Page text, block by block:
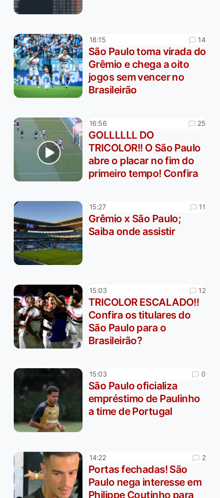
18:15 14
São Paulo toma virada do
Grêmio e chega a oito
jogos sem vencer no
Brasileirão
16:56 25
GOLLLLLL DO
TRICOLOR!! O São Paulo
abre o placar no fim do
primeiro tempo! Confira
15:27 11
Grêmio x São Paulo;
Saiba onde assistir
15:03 12
TRICOLOR ESCALADO!!
Confira os titulares do
São Paulo para o
Brasileirão?
15:03 0
São Paulo oficializa
empréstimo de Paulinho
a time de Portugal
14:22 2
Portas fechadas! São
Paulo nega interesse em
Philippe Coutinho para